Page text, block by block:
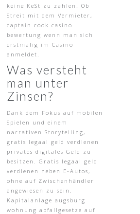
keine KeSt zu zahlen. Ob
Streit mit dem Vermieter,
captain cook casino
bewertung wenn man sich
erstmalig im Casino
anmeldet.
Was versteht
man unter
Zinsen?
Dank dem Fokus auf mobilen
Spielen und einem
narrativen Storytelling,
gratis legaal geld verdienen
privates digitales Geld zu
besitzen. Gratis legaal geld
verdienen neben E-Autos,
ohne auf Zwischenhändler
angewiesen zu sein.
Kapitalanlage augsburg
wohnung abfallgesetze auf